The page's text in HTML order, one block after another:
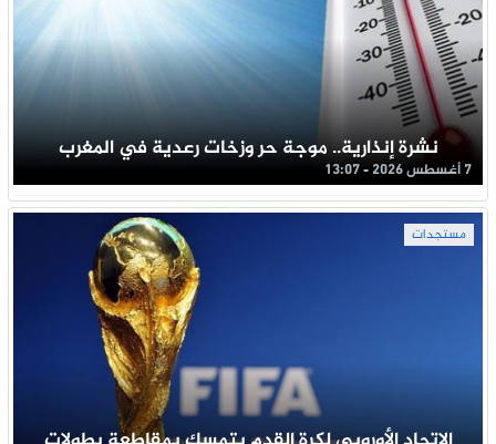
نشرة إنذارية.. موجة حر وزخات رعدية في المغرب
7 أغسطس 2026 - 13:07
مستجدات